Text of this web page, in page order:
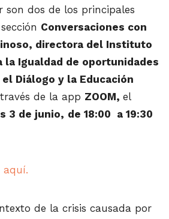
son dos de los principales
Conversaciones con
directora del Instituto
la Igualdad de oportunidades
Diálogo y la Educación
de la app ZOOM, el
3 de junio, de 18:00 a 19:30
aquí.
de la crisis causada por